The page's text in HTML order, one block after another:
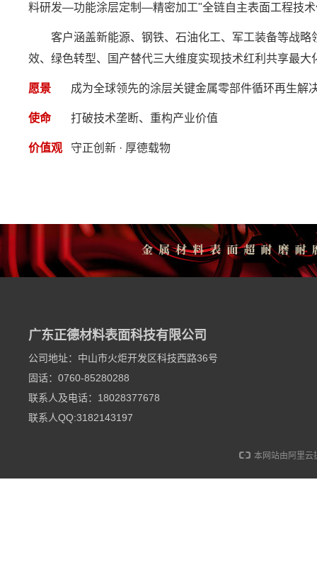
料研发—功能涂层定制—精密加工"全链自主表面工程技
客户涵盖新能源、钢铁、石油化工、军工装备等战
效、绿色转型、国产替代三大维度实现技术红利共享最大
愿景 成为全球领先的涂层关键金属零部件循环再生解
使命 打破技术垄断、重构产业价值
价值观 守正创新 · 厚德载物
广东正德材料表面科技有限公司
公司地址：中山市火炬开发区科技西路36号
固话：0760-85280288
联系人及电话：18028377678
联系人QQ:3182143197
本网站由阿里云